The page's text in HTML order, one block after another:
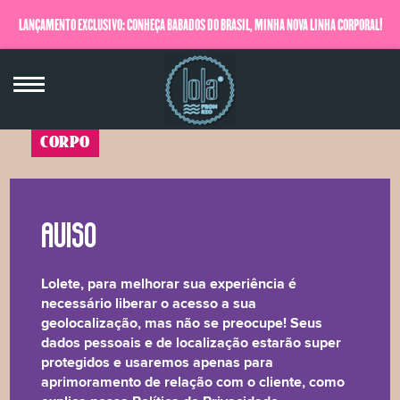
LANÇAMENTO EXCLUSIVO: CONHEÇA BABADOS DO BRASIL, MINHA NOVA LINHA CORPORAL!
QUERO SABER MAIS
CORPO
Segura esses Sais
☆☆☆☆☆
A combinação lacradora de Rosas, Hortelã e Salsa é
um bapho só, proporciona um banho relaxante e
tonificante, cheio de energia positiva, para todos os
Lolete, para melhorar sua experiência é
necessário liberar o acesso a sua
geolocalização, mas não se preocupe! Seus
dados pessoais e de localização estarão super
protegidos e usaremos apenas para
aprimoramento de relação com o cliente, como